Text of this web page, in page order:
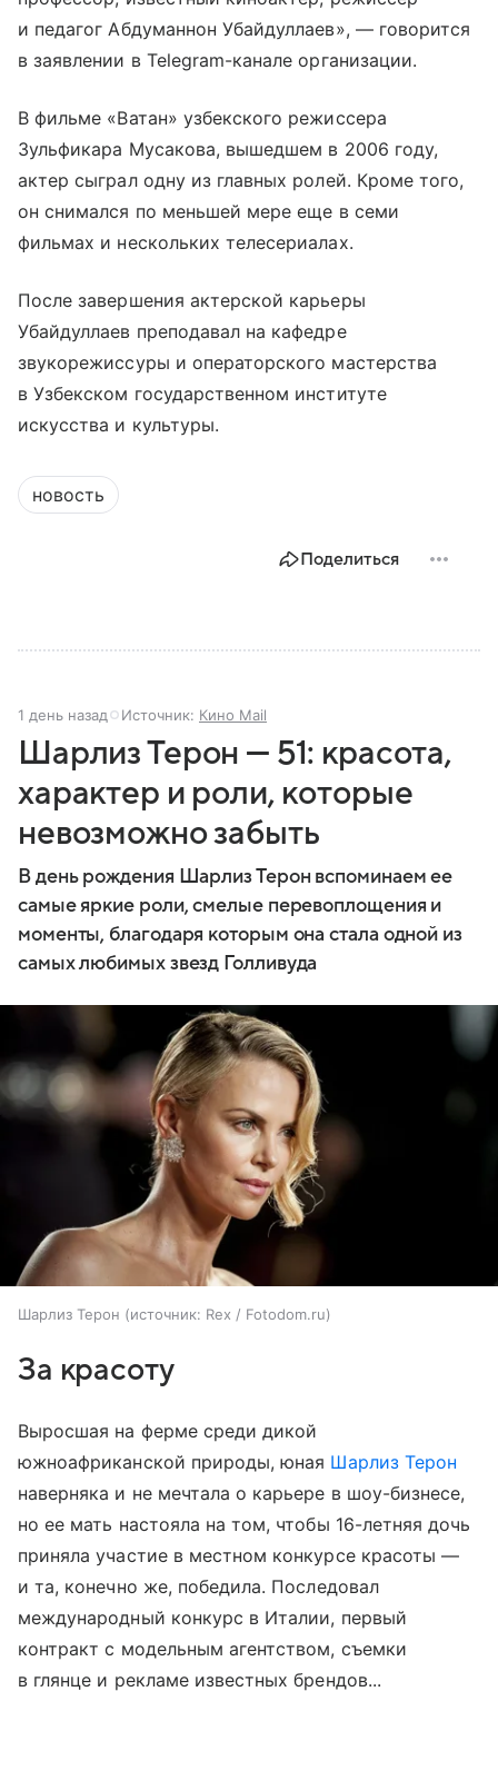
и педагог Абдуманнон Убайдуллаев», — говорится
в заявлении в Telegram-канале организации.
В фильме «Ватан» узбекского режиссера
Зульфикара Мусакова, вышедшем в 2006 году,
актер сыграл одну из главных ролей. Кроме того,
он снимался по меньшей мере еще в семи
фильмах и нескольких телесериалах.
После завершения актерской карьеры
Убайдуллаев преподавал на кафедре
звукорежиссуры и операторского мастерства
в Узбекском государственном институте
искусства и культуры.
новость
Поделиться
1 день назад Источник: Кино Mail
Шарлиз Терон — 51: красота,
характер и роли, которые
невозможно забыть
В день рождения Шарлиз Терон вспоминаем ее
самые яркие роли, смелые перевоплощения и
моменты, благодаря которым она стала одной из
самых любимых звезд Голливуда
Шарлиз Терон источник: Rex / Fotodom.ru
За красоту
Выросшая на ферме среди дикой
южноафриканской природы, юная Шарлиз Терон
наверняка и не мечтала о карьере в шоу-бизнесе,
но ее мать настояла на том, чтобы 16-летняя дочь
приняла участие в местном конкурсе красоты —
и та, конечно же, победила. Последовал
международный конкурс в Италии, первый
контракт с модельным агентством, съемки
в глянце и рекламе известных брендов...